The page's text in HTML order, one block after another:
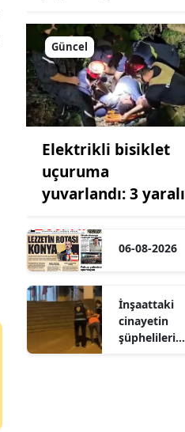
Güncel
Elektrikli bisiklet
uçuruma
yuvarlandı: 3 yaralı
06-08-2026
İnşaattaki
cinayetin
şüphelileri